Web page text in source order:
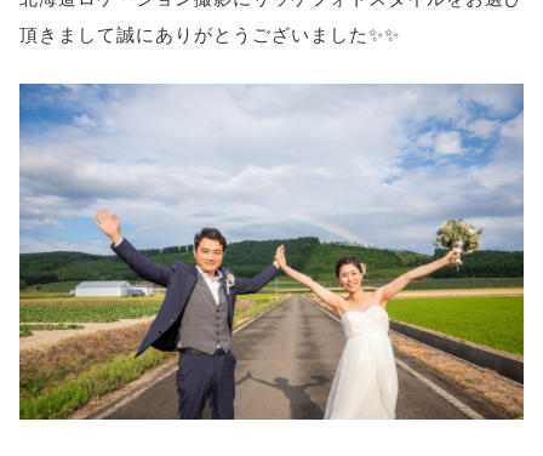
頂きまして誠にありがとうございました✨✨